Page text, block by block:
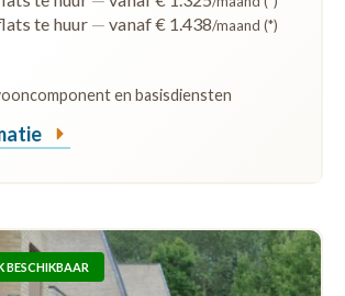
te huur — vanaf € 1.438/maand (*)
en basisdiensten